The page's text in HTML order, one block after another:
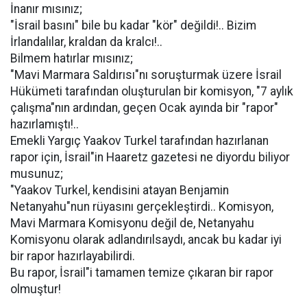
İnanır mısınız;
"İsrail basını" bile bu kadar "kör" değildi!.. Bizim
İrlandalılar, kraldan da kralcı!..
Bilmem hatırlar mısınız;
"Mavi Marmara Saldırısı"nı soruşturmak üzere İsrail
Hükümeti tarafından oluşturulan bir komisyon, "7 aylık
çalışma"nın ardından, geçen Ocak ayında bir "rapor"
hazırlamıştı!..
Emekli Yargıç Yaakov Turkel tarafından hazırlanan
rapor için, İsrail"in Haaretz gazetesi ne diyordu biliyor
musunuz;
"Yaakov Turkel, kendisini atayan Benjamin
Netanyahu"nun rüyasını gerçekleştirdi.. Komisyon,
Mavi Marmara Komisyonu değil de, Netanyahu
Komisyonu olarak adlandırılsaydı, ancak bu kadar iyi
bir rapor hazırlayabilirdi.
Bu rapor, İsrail"i tamamen temize çıkaran bir rapor
olmuştur!